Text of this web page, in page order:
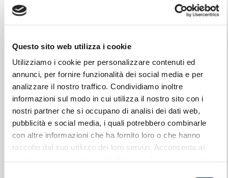
Questo sito web utilizza i cookie
Utilizziamo i cookie per personalizzare contenuti ed
annunci, per fornire funzionalità dei social media e per
analizzare il nostro traffico. Condividiamo inoltre
informazioni sul modo in cui utilizza il nostro sito con i
nostri partner che si occupano di analisi dei dati web,
pubblicità e social media, i quali potrebbero combinarle
con altre informazioni che ha fornito loro o che hanno
raccolto dal suo utilizzo dei loro servizi. Acconsenta ai
3° Settore numerato - € 59,80
Early Entry - € 140,20
Il Pacchetto
- Un biglietto d'ingresso generale in piedi
- Accesso anticipato al parterre in piedi rispetto ai
possessori di biglietti standard.*
- Gadget esclusivo del Tour di Marco Mengoni,